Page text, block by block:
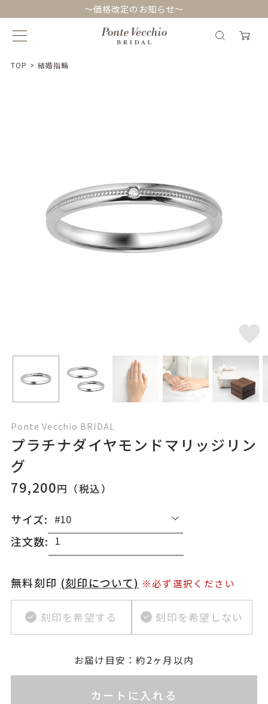
～価格改定のお知らせ～
TOP > 結婚指輪
Ponte Vecchio BRIDAL
プラチナダイヤモンドマリッジリン
グ
79,200円（税込）
サイズ:
注文数:
無料刻印 (刻印について) ※必ず選択ください
刻印を希望する 刻印を希望しない
お届け目安：約2ヶ月以内
カートに入れる